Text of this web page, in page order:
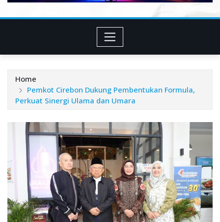
Home
Pemkot Cirebon Dukung Pembentukan Formula,
Perkuat Sinergi Ulama dan Umara